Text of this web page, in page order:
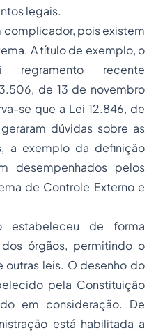
legais.
complicador, pois existem
A título de exemplo, o
regramento recente
de 13 de novembro
se que a Lei 12.846, de
dúvidas sobre as
a exemplo da definição
desempenhados pelos
de Controle Externo e
estabeleceu de forma
órgãos, permitindo o
outras leis. O desenho do
pela Constituição
em consideração. De
está habilitada a